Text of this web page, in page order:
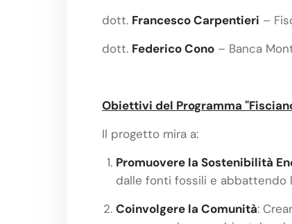
dott. Francesco Carpentieri –
dott. Federico Cono – Banca
Obiettivi del Programma
Il progetto mira a:
Promuovere la Sostenibilità
dalle fonti fossili e abbattendo
Coinvolgere la Comunità: